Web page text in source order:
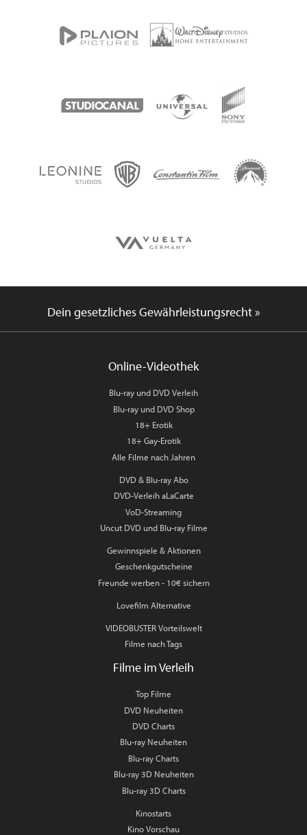
Dein gesetzliches Gewährleistungsrecht »
Online-Videothek
Blu-ray und DVD Verleih
Blu-ray und DVD Shop
18+ Erotik
18+ Gay-Erotik
Alle Filme nach Jahren
DVD & Blu-ray Abo
DVD-Verleih aLaCarte
VoD-Streaming
Uncut DVD und Blu-ray Filme
Gewinnspiele & Aktionen
Geschenkgutscheine
Freunde werben - 10€ sichern
Lovefilm Alternative
VIDEOBUSTER Vorteilswelt
Filme nach Tags
Filme im Verleih
Top Filme
DVD Neuheiten
DVD Charts
Blu-ray Neuheiten
Blu-ray Charts
Blu-ray 3D Neuheiten
Blu-ray 3D Charts
Kinostarts
Kino Vorschau